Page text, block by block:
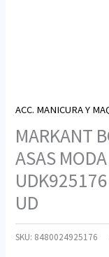
ACC. MANICURA Y
MARKANT
ASAS
UD
SKU: 8480024925176